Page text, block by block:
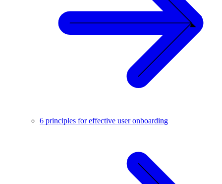
6 principles for effective user onboarding